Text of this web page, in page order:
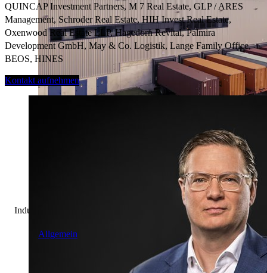
Industrie & Logistik
Allgemein
QUINCAP Investment Partners, M 7 Real Estate, GLP / ARES
Management, Schroder Real Estate, HIH Invest Real Estate,
Oxenwood Real Estate LLP, Hagedorn Revital, Palmira
Development GmbH, May & Co. Logistik, Lange Family Office,
BEOS, HINES
Kontakt aufnehmen